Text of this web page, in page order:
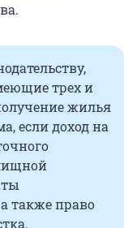
трех и
жилья
если доход на
также право